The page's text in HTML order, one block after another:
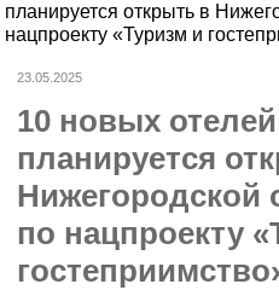
планируется открыть в
нацпроекту «Туризм и
23.05.2025
10 новых
планируется
Нижегородской
по нацпроекту